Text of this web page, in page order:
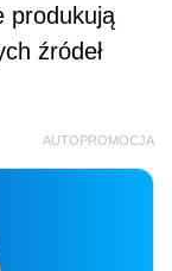
produkują
źródeł
AUTOPROMOCJA